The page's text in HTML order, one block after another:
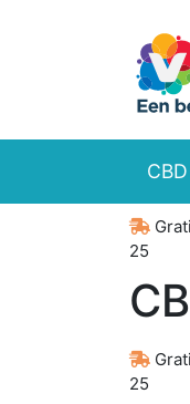
CBD
25
25